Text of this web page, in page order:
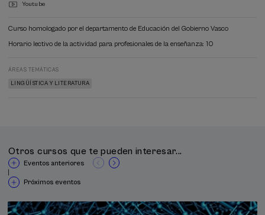
Youtube
Curso homologado por el departamento de Educación del Gobierno Vasco
Horario lectivo de la actividad para profesionales de la enseñanza: 10
ÁREAS TEMÁTICAS
LINGÜÍSTICA Y LITERATURA
Otros cursos que te pueden interesar...
Eventos anteriores
Próximos eventos